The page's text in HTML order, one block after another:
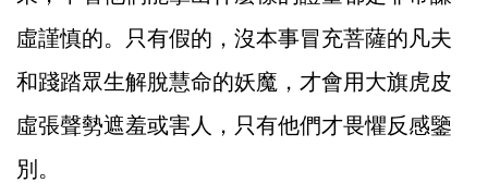
虛謹慎的。只有假的，沒本事冒充菩薩的凡夫
和踐踏眾生解脫慧命的妖魔，才會用大旗虎皮
虛張聲勢遮羞或害人，只有他們才畏懼反感鑒
別。